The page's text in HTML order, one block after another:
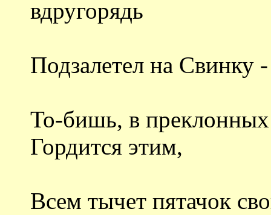
вдругорядь
Подзалетел на Свинку
То-бишь, в преклонных
Гордится этим,
Всем тычет пятачок